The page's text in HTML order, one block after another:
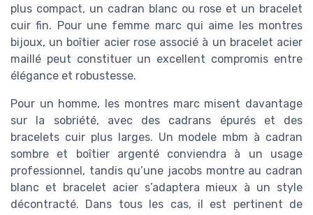
plus compact, un cadran blanc ou rose et un bracelet
cuir fin. Pour une femme marc qui aime les montres
bijoux, un boîtier acier rose associé à un bracelet acier
maillé peut constituer un excellent compromis entre
élégance et robustesse.
Pour un homme, les montres marc misent davantage
sur la sobriété, avec des cadrans épurés et des
bracelets cuir plus larges. Un modele mbm à cadran
sombre et boîtier argenté conviendra à un usage
professionnel, tandis qu’une jacobs montre au cadran
blanc et bracelet acier s’adaptera mieux à un style
décontracté. Dans tous les cas, il est pertinent de